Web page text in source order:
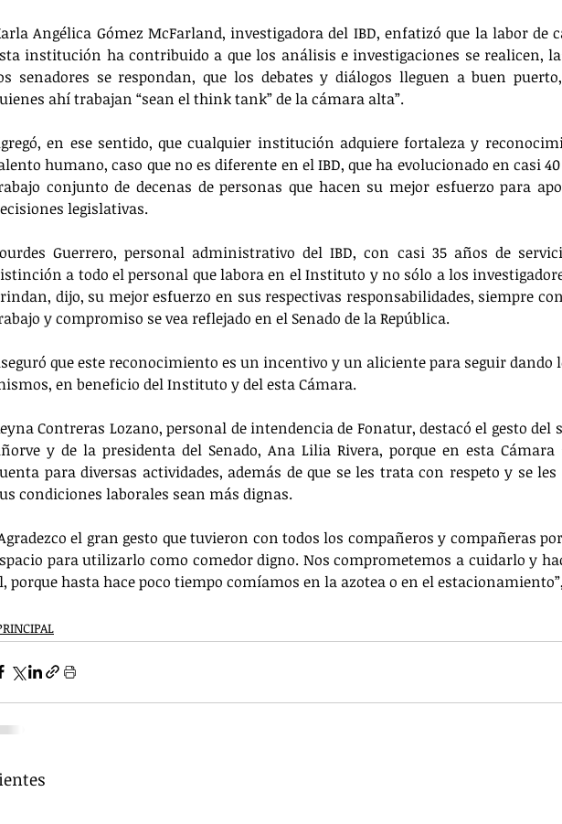
Angélica Gómez McFarland, investigadora del IBD, enfatizó que la labor de
institución ha contribuido a que los análisis e investigaciones se realicen,
senadores se respondan, que los debates y diálogos lleguen a buen
ahí trabajan “sean el think tank” de la cámara alta”.
en ese sentido, que cualquier institución adquiere fortaleza y
humano, caso que no es diferente en el IBD, que ha evolucionado en casi
conjunto de decenas de personas que hacen su mejor esfuerzo para
legislativas.
Guerrero, personal administrativo del IBD, con casi 35 años de
a todo el personal que labora en el Instituto y no sólo a los
dijo, su mejor esfuerzo en sus respectivas responsabilidades, siempre
y compromiso se vea reflejado en el Senado de la República.
que este reconocimiento es un incentivo y un aliciente para seguir dando
en beneficio del Instituto y del esta Cámara.
Contreras Lozano, personal de intendencia de Fonatur, destacó el gesto del
y de la presidenta del Senado, Ana Lilia Rivera, porque en esta
para diversas actividades, además de que se les trata con respeto y se les
condiciones laborales sean más dignas.
el gran gesto que tuvieron con todos los compañeros y compañeras
para utilizarlo como comedor digno. Nos comprometemos a cuidarlo y
porque hasta hace poco tiempo comíamos en la azotea o en el